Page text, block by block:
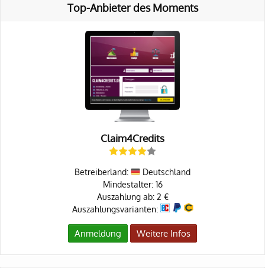
Top-Anbieter des Moments
Claim4Credits
Betreiberland:
Deutschland
Mindestalter: 16
Auszahlung ab: 2 €
Auszahlungsvarianten:
Anmeldung Weitere Infos